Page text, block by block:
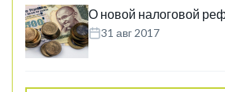
О новой налоговой
31 авг 2017